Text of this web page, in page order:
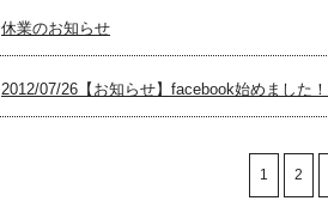
休業のお知らせ
2012/07/26【お知らせ】facebook始めました！
1 2